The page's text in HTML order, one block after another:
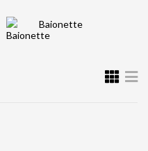
Baionette